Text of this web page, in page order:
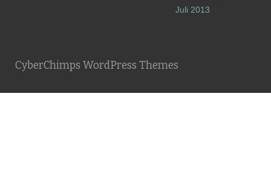
Juli 2013
CyberChimps WordPress Themes